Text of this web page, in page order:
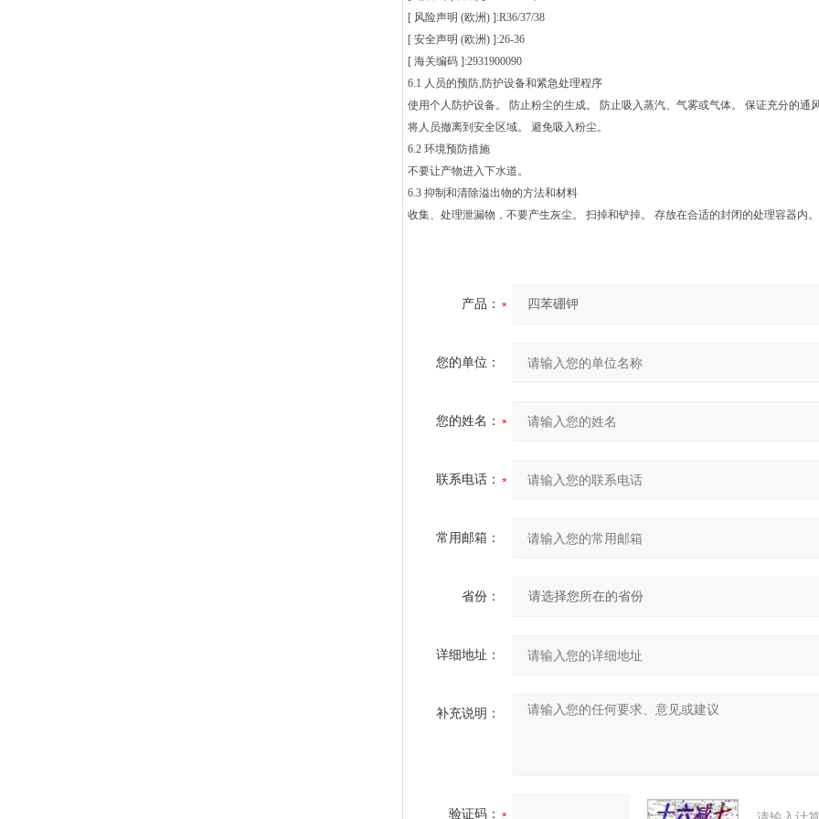
[ 风险声明 (欧洲) ]:R36/37/38
[ 安全声明 (欧洲) ]:26-36
[ 海关编码 ]:2931900090
6.1 人员的预防,防护设备和紧急处理程序
使用个人防护设备。 防止粉尘的生成。 防止吸入蒸汽、气雾或气体。 保证充分的通风
将人员撤离到安全区域。 避免吸入粉尘。
6.2 环境预防措施
不要让产物进入下水道。
6.3 抑制和清除溢出物的方法和材料
收集、处理泄漏物，不要产生灰尘。 扫掉和铲掉。 存放在合适的封闭的处理容器内。
产品：
您的单位：
您的姓名：
联系电话：
常用邮箱：
省份：
详细地址：
补充说明：
验证码：